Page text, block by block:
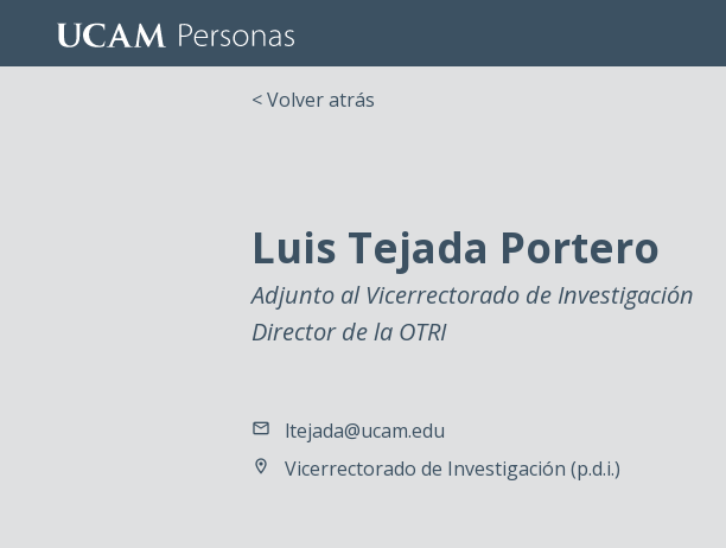
< Volver atrás
Luis Tejada Portero
Adjunto al Vicerrectorado de Investigación
Director de la OTRI
ltejada@ucam.edu
Vicerrectorado de Investigación (p.d.i.)